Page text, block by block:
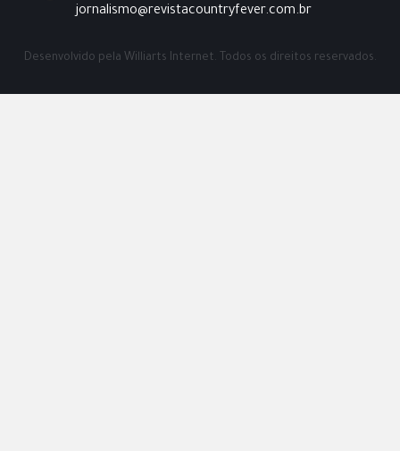
jornalismo@revistacountryfever.com.br
Desenvolvido pela Williarts Internet. Todos os direitos reservados.